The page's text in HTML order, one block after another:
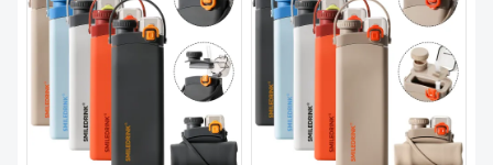
DER FALL
FABRIK
KONTAKTIERE UNS